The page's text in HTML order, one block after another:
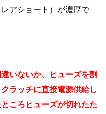
アショート）が濃厚で
いないか、ヒューズを割
ラッチに直接電源供給し
ころヒューズが切れたた